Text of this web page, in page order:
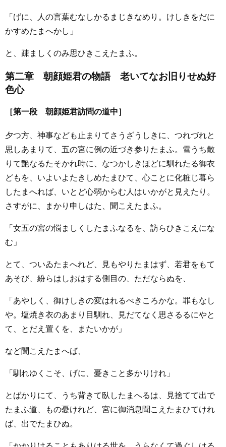
「げに、人の言葉むなしかるまじきなめり。けしきをだに
かすめたまへかし」
と、疎ましくのみ思ひきこえたまふ。
第二章 朝顔姫君の物語 老いてなお旧りせぬ好
色心
［第一段 朝顔姫君訪問の道中］
夕つ方、神事なども止まりてさうざうしきに、つれづれと
思しあまりて、五の宮に例の近づき参りたまふ。雪うち散
りて艶なるたそかれ時に、なつかしきほどに馴れたる御衣
どもを、いよいよたきしめたまひて、心ことに化粧じ暮ら
したまへれば、いとど心弱からむ人はいかがと見えたり。
さすがに、まかり申しはた、聞こえたまふ。
「女五の宮の悩ましくしたまふなるを、訪らひきこえにな
む」
とて、ついゐたまへれど、見もやりたまはず、若君をもて
あそび、紛らはしおはする側目の、ただならぬを、
「あやしく、御けしきの変はれるべきころかな。罪もなし
や。塩焼き衣のあまり目馴れ、見だてなく思さるるにやと
て、とだえ置くを、またいかが」
など聞こえたまへば、
「馴れゆくこそ、げに、憂きこと多かりけれ」
とばかりにて、うち背きて臥したまへるは、見捨てて出で
たまふ道、もの憂けれど、宮に御消息聞こえたまひてけれ
ば、出でたまひぬ。